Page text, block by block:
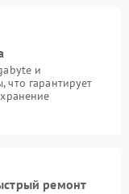
и
гарантирует
ремонт